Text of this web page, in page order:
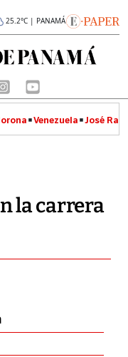
25.2°C | PANAMÁ
Venezuela José
la carrera